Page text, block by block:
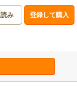
み 登録して購入